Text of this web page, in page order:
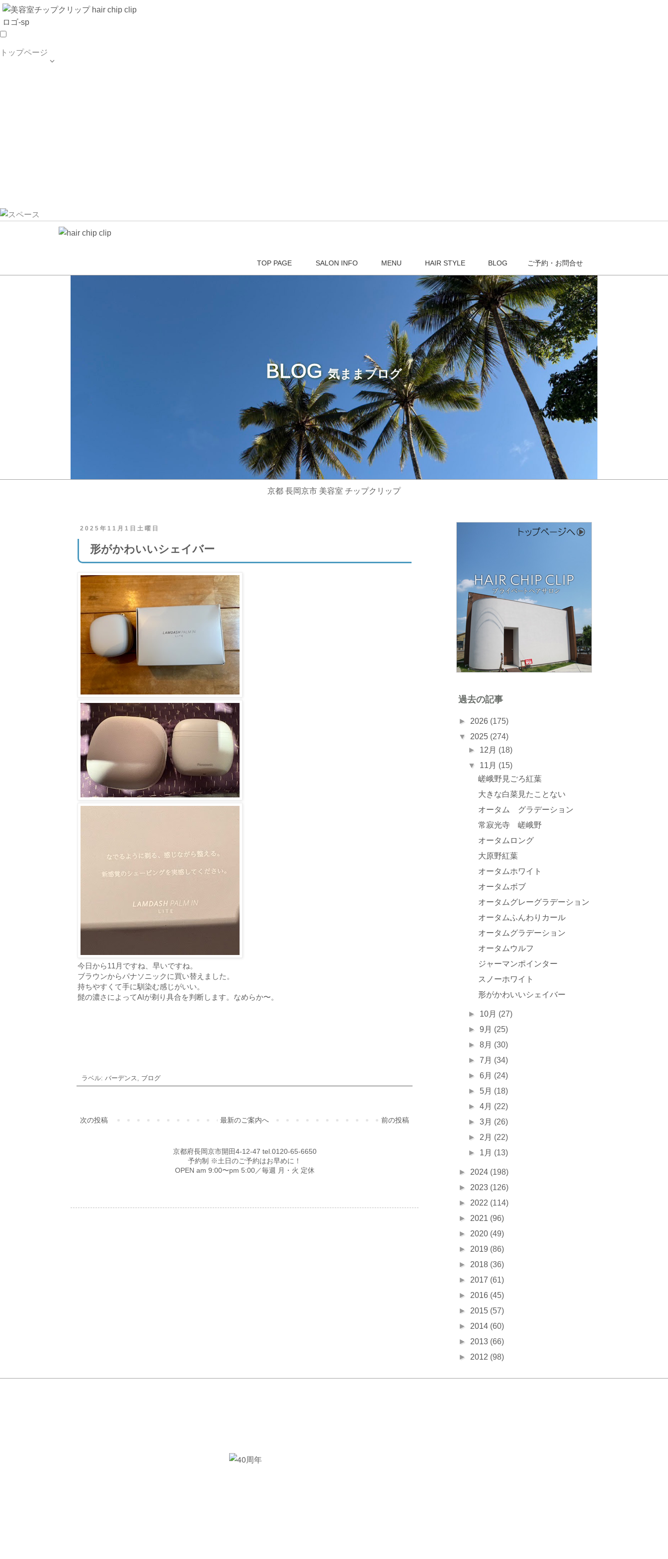
トップページ

TOP PAGE SALON INFO MENU HAIR STYLE BLOG ご予約・お問合せ
BLOG気ままブログ
京都 長岡京市 美容室 チップクリップ
2025年11月1日土曜日
形がかわいいシェイバー
今日から11月ですね、早いですね。
ブラウンからパナソニックに買い替えました。
持ちやすくて手に馴染む感じがいい。
髭の濃さによってAIが剃り具合を判断します。なめらか〜。
ラベル: バーデンス, ブログ
次の投稿 前の投稿
最新のご案内へ
京都府長岡京市開田4-12-47 tel.0120-65-6650
予約制 ※土日のご予約はお早めに！
OPEN am 9:00〜pm 5:00／毎週 月・火 定休
過去の記事
► 2026 (175)
▼ 2025 (274)
► 12月 (18)
▼ 11月 (15)
嵯峨野見ごろ紅葉
大きな白菜見たことない
オータム グラデーション
常寂光寺 嵯峨野
オータムロング
大原野紅葉
オータムホワイト
オータムボブ
オータムグレーグラデーション
オータムふんわりカール
オータムグラデーション
オータムウルフ
ジャーマンポインター
スノーホワイト
形がかわいいシェイバー
► 10月 (27)
►9月 (25)
►8月 (30)
►7月 (34)
►6月 (24)
► 5月 (18)
►4月 (22)
►3月 (26)
► 2月 (22)
► 1月 (13)
► 2024 (198)
► 2023 (126)
► 2022 (114)
► 2021 (96)
► 2020 (49)
► 2019 (86)
► 2018 (36)
► 2017 (61)
► 2016 (45)
► 2015 (57)
► 2014 (60)
► 2013 (66)
► 2012 (98)